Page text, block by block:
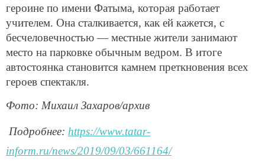
героине по имени Фатыма, которая работает
учителем. Она сталкивается, как ей кажется, с
бесчеловечностью — местные жители занимают
место на парковке обычным ведром. В итоге
автостоянка становится камнем преткновения всех
героев спектакля.
Фото: Михаил Захаров/архив
Подробнее: https://www.tatar-
inform.ru/news/2019/09/03/661164/